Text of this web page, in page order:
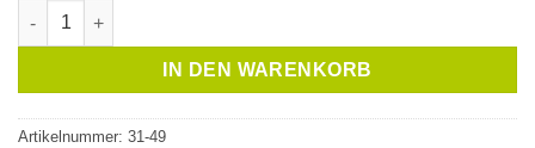
Magnet Gallery Hund Menge
IN DEN WARENKORB
Artikelnummer: 31-49